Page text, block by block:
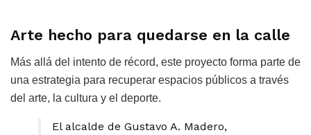
Arte hecho para quedarse en la calle
Más allá del intento de récord, este proyecto forma parte de
una estrategia para recuperar espacios públicos a través
del arte, la cultura y el deporte.
El alcalde de Gustavo A. Madero,